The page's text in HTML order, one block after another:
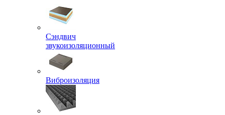
Сэндвич
звукоизоляционный
Виброизоляция